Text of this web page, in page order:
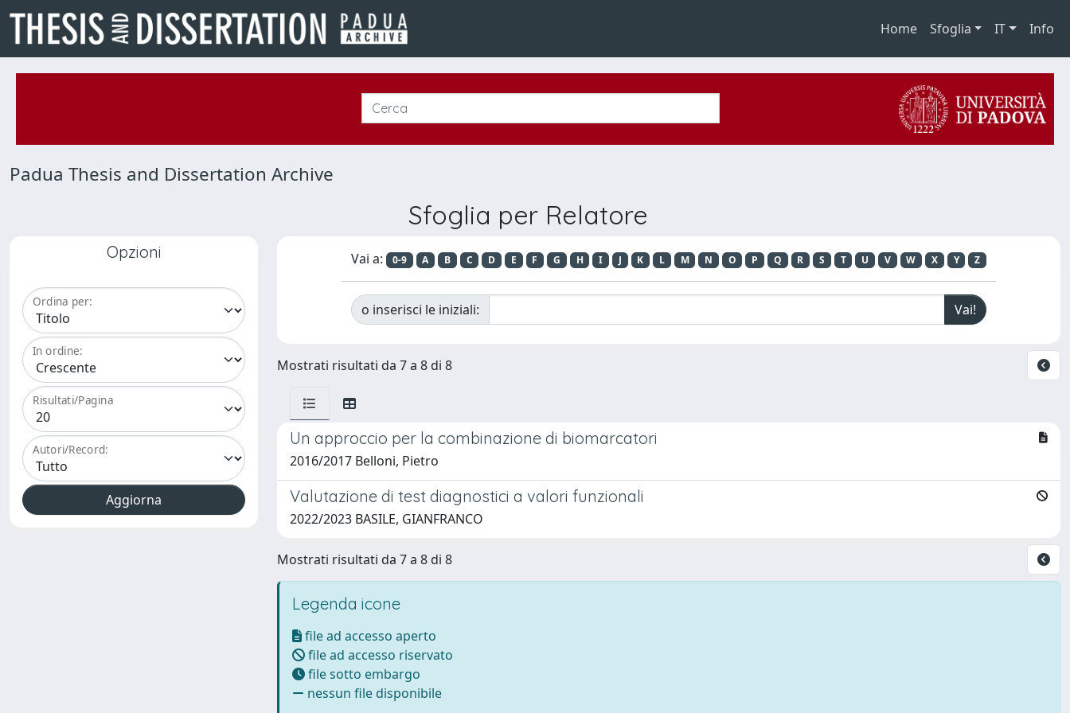
Home Sfoglia IT Info
Padua Thesis and Dissertation Archive
Sfoglia per Relatore
Opzioni
Ordina per:
In ordine:
Risultati/Pagina
Autori/Record:
Vai a: 0-9 A B C D E F G H I J K L M N O P Q R S T U V W X Y Z
o inserisci le iniziali:
Mostrati risultati da 7 a 8 di 8
Un approccio per la combinazione di biomarcatori
2016/2017 Belloni, Pietro
Valutazione di test diagnostici a valori funzionali
2022/2023 BASILE, GIANFRANCO
Mostrati risultati da 7 a 8 di 8
Legenda icone
file ad accesso aperto
file ad accesso riservato
file sotto embargo
nessun file disponibile